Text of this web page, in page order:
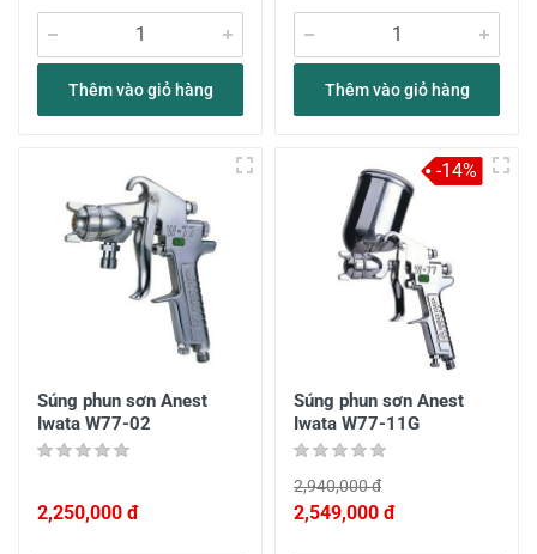
Thêm vào giỏ hàng Thêm vào giỏ hàng
Súng phun sơn Anest
Iwata W77-02
2,250,000 đ
Súng phun sơn Anest
Iwata W77-11G
2,940,000 đ
2,549,000 đ
-14%